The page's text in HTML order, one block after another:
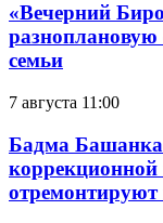
«Вечерний
семьи
7 августа 11:00
Бадма